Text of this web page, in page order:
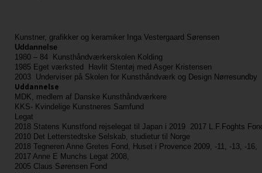
Kunstner, grafikker og keramiker Inga Vestergaard Sørensen
Uddannelse
1980 – 84 Kunsthåndværkerskolen Kolding
1985 Eget værksted Havlit Stentøj med Asger Kristensen
2003 Underviser på Skolen for Kunsthåndværk og Design Nørresundby
Uddannelse
MDK, medlem af Danske Kunsthåndværkere
KKS- Kvindelige Kunstneres Samfund
Legat
2018 Statens Kunstfond rejselegat til Japan i 2019 2017 L.F.Foghts
2010 Det Letterstedtske Selskab, studietur til Norge
2018 Tegneren Anne Gretes Fond, Huset i Provence 2009, -11, -13, -16,
2017 Anne E Munchs Legat 2008,
2005 Claus Sørensen Fond